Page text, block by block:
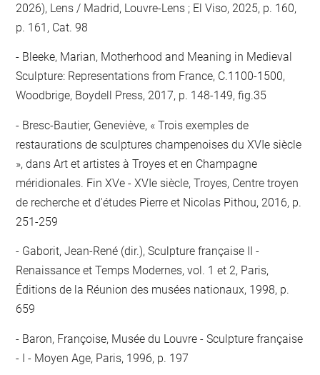
2026), Lens / Madrid, Louvre-Lens ; El Viso, 2025, p. 160,
p. 161, Cat. 98
Bleeke, Marian, Motherhood and Meaning in Medieval
Sculpture: Representations from France, C.1100-1500,
Woodbrige, Boydell Press, 2017, p. 148-149, fig.35
Bresc-Bautier, Geneviève, « Trois exemples de
restaurations de sculptures champenoises du XVIe siècle
», dans Art et artistes à Troyes et en Champagne
méridionales. Fin XVe - XVIe siècle, Troyes, Centre troyen
de recherche et d'études Pierre et Nicolas Pithou, 2016, p.
251-259
Gaborit, Jean-René (dir.), Sculpture française II -
Renaissance et Temps Modernes, vol. 1 et 2, Paris,
Éditions de la Réunion des musées nationaux, 1998, p.
659
Baron, Françoise, Musée du Louvre - Sculpture française
- I - Moyen Age, Paris, 1996, p. 197